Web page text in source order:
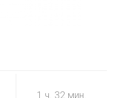
1 ч. 32 мин.